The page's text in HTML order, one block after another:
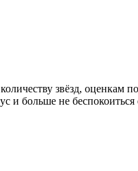
звёзд, оценкам
и больше не